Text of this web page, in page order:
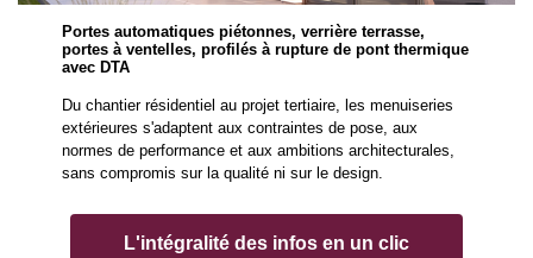
Portes automatiques piétonnes, verrière terrasse,
portes à ventelles, profilés à rupture de pont thermique
avec DTA
Du chantier résidentiel au projet tertiaire, les menuiseries
extérieures s'adaptent aux contraintes de pose, aux
normes de performance et aux ambitions architecturales,
sans compromis sur la qualité ni sur le design.
L'intégralité des infos en un clic